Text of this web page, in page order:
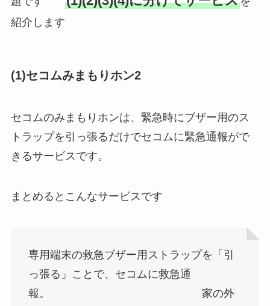
紹介します
(1)セコムみまもりホン2
セコムのみまもりホンは、緊急時にブザー用のス
トラップを引っ張るだけでセコムに緊急通報がで
きるサービスです。
まとめるとこんなサービスです
専用端末の救急ブザー用ストラップを「引
っ張る」ことで、セコムに救急通
報。 家の外